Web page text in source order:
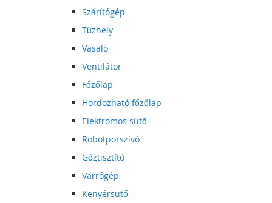
Szárítógép
Tűzhely
Vasaló
Ventilátor
Főzőlap
Hordozható főzőlap
Elektromos sütő
Robotporszívó
Gőztisztító
Varrógép
Kenyérsütő